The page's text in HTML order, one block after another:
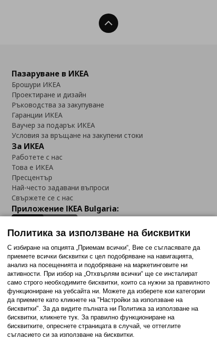
Нагоре
Пазаруване в ИКЕА
Брошури ИКЕА
Проектиране и дизайн
Ръководства за закупуване
Гаранции ИКЕА
Ваучер за подарък ИКЕА
Условия за връщане на закупени стоки
За ИКЕА
Работете с нас
Това е ИКЕА
Пресцентър
Най-често задавани въпроси
Свържете се с нас
Приложение IKEA Bulgaria:
Последвайте ни:
FacebookTwitterYoutubePinterestInstagram
Политика за използване на бисквитки (Cookies)
Политика за използване на бисквитки
С избиране на опцията „Приемам всички“, Вие се съгласявате да
приемете всички бисквитки с цел подобряване на навигацията,
анализ на посещенията и подобряване на маркетинговите ни
активности. При избор на „Отхвърлям всички“ ще се инсталират
само строго необходимитe бисквитки, които са нужни за правилното
функциониране на уебсайта ни. Можете да изберете кои категории
да приемете като кликнете на "Настройки за използване на
бисквитки". За да видите пълната ни Политика за използване на
бисквитки, кликнете тук. За правилно функциониране на
бисквитките, опреснете страницата в случай, че оттеглите
съгласието си за използване на бисквитки.